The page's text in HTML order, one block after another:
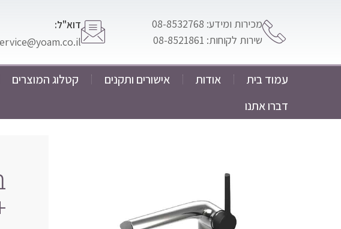
מכירות ומידע: 08-8532768
שירות לקוחות: 08-8521861
דוא"ל:
עמוד בית אודות אישורים ותקנים קטלוג המוצרים
דברו אתנו